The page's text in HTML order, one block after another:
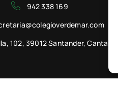
942 338 169
102, 39012 Santander, Cantabria